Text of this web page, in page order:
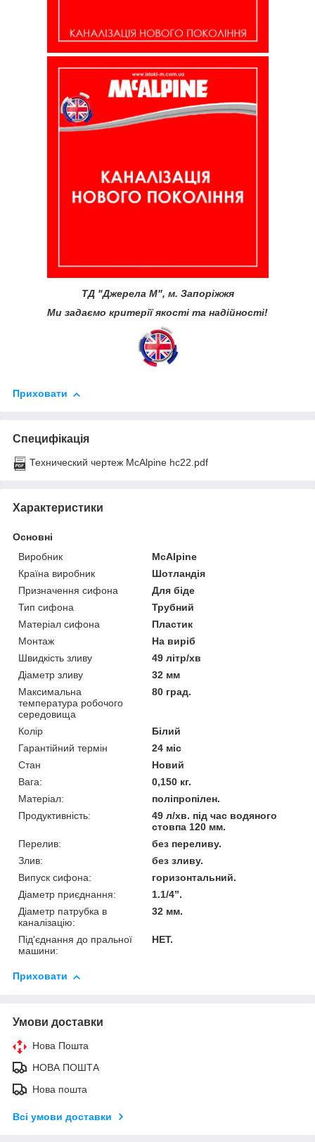
ТД "Джерела М", м. Запоріжжя
Ми задаємо критерії якості та надійності!
Приховати
Специфікація
Технический чертеж McAlpine hc22.pdf
Характеристики
Основні
Виробник
McAlpine
Країна виробник
Шотландія
Призначення сифона
Для біде
Тип сифона
Трубний
Матеріал сифона
Пластик
Монтаж
На виріб
Швидкість зливу
49 літр/хв
Діаметр зливу
32 мм
Максимальна
температура робочого
середовища
80 град.
Колір
Білий
Гарантійний термін
24 міс
Стан
Новий
Вага:
0,150 кг.
Матеріал:
поліпропілен.
Продуктивність:
49 л/хв. під час водяного
стовпа 120 мм.
Перелив:
без переливу.
Злив:
без зливу.
Випуск сифона:
горизонтальний.
Діаметр приєднання:
1.1/4”.
Діаметр патрубка в
каналізацію:
32 мм.
Під'єднання до пральної
машини:
НЕТ.
Приховати
Умови доставки
Нова Пошта
НОВА ПОШТА
Нова пошта
Всі умови доставки